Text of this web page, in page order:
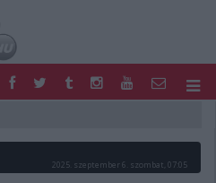
MOTOR
HAZAI2025. szeptember 6. szombat, 07:05